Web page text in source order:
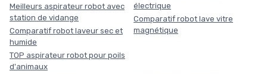
Meilleurs aspirateur robot avec
station de vidange
Comparatif robot laveur sec et
humide
TOP aspirateur robot pour poils
d'animaux
électrique
Comparatif robot lave vitre
magnétique